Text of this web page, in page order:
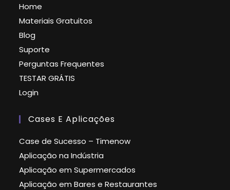
Home
Materiais Gratuitos
Blog
Suporte
Perguntas Frequentes
TESTAR GRÁTIS
Login
Cases E Aplicações
Case de Sucesso – Timenow
Aplicação na Indústria
Aplicação em Supermercados
Aplicação em Bares e Restaurantes